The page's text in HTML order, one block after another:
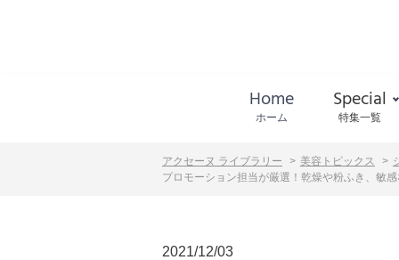
Home
ホーム
Special
特集一覧
アクセーヌ ライブラリー 美容トピックス
プロモーション担当が厳選！乾燥や粉ふき、敏
2021/12/03